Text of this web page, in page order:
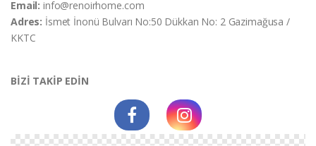
Email:info@renoirhome.com
Adres: İsmet İnonü Bulvarı No:50 Dükkan No: 2 Gazimağusa /
KKTC
BİZİ TAKİP EDİN